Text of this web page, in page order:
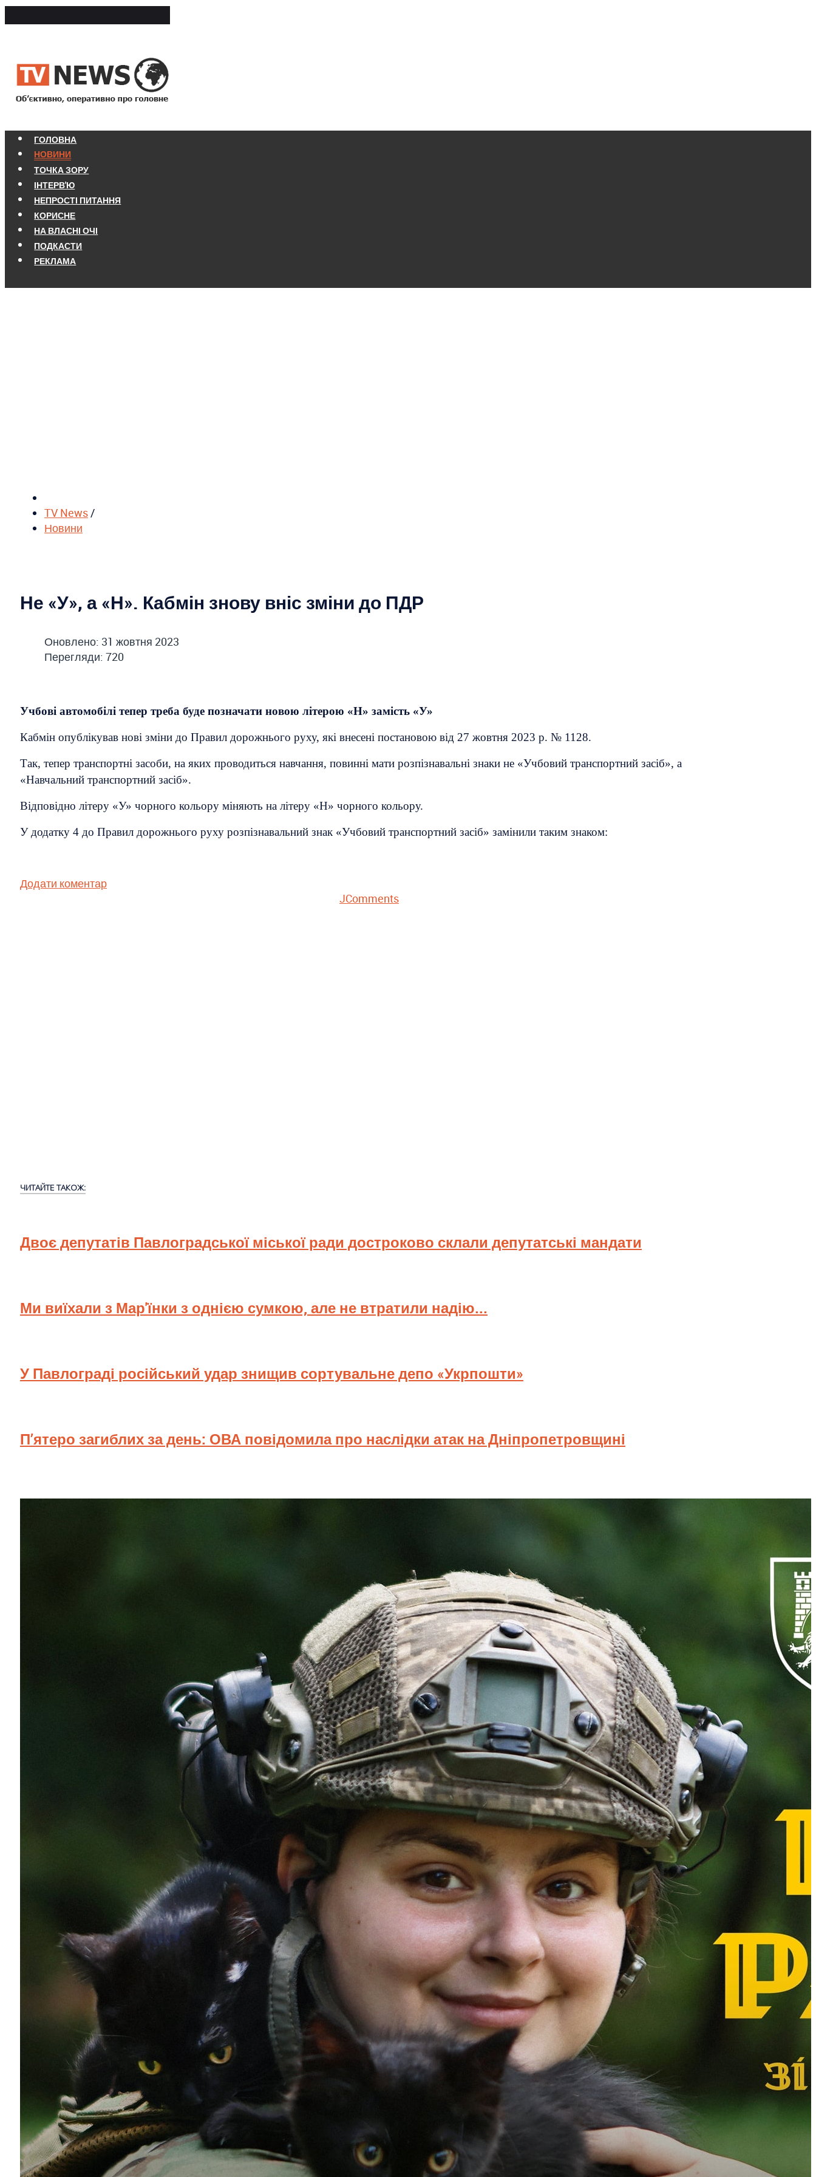
ГОЛОВНА
НОВИНИ
ТОЧКА ЗОРУ
ІНТЕРВ'Ю
НЕПРОСТІ ПИТАННЯ
КОРИСНЕ
НА ВЛАСНІ ОЧІ
ПОДКАСТИ
РЕКЛАМА
TV News /
Новини
Не «У», а «Н». Кабмін знову вніс зміни до ПДР
Оновлено: 31 жовтня 2023
Перегляди: 720
Учбові автомобілі тепер треба буде позначати новою літерою «Н» замість «У»
Кабмін опублікував нові зміни до Правил дорожнього руху, які внесені постановою від 27 жовтня 2023 р. № 1128.
Так, тепер транспортні засоби, на яких проводиться навчання, повинні мати розпізнавальні знаки не «Учбовий транспортний засіб», а
«Навчальний транспортний засіб».
Відповідно літеру «У» чорного кольору міняють на літеру «Н» чорного кольору.
У додатку 4 до Правил дорожнього руху розпізнавальний знак «Учбовий транспортний засіб» замінили таким знаком:
Додати коментар
JComments
ЧИТАЙТЕ ТАКОЖ:
Двоє депутатів Павлоградської міської ради достроково склали депутатські мандати
Ми виїхали з Мар'їнки з однією сумкою, але не втратили надію...
У Павлограді російський удар знищив сортувальне депо «Укрпошти»
П’ятеро загиблих за день: ОВА повідомила про наслідки атак на Дніпропетровщині